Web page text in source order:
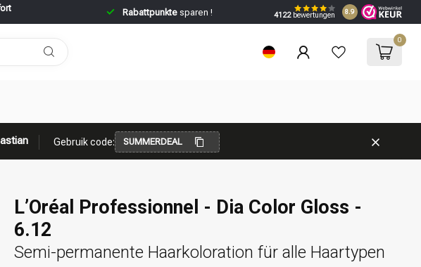
Rabattpunktesparen ! 4122bewertungen 8.9
0
Gebruik code: SUMMERDEAL
L’Oréal Professionnel - Dia Color Gloss -
6.12
Semi-permanente Haarkoloration für alle Haartypen